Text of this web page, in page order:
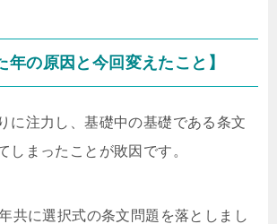
年の原因と今回変えたこと】
に注力し、基礎中の基礎である条文
しまったことが敗因です。
共に選択式の条文問題を落としまし